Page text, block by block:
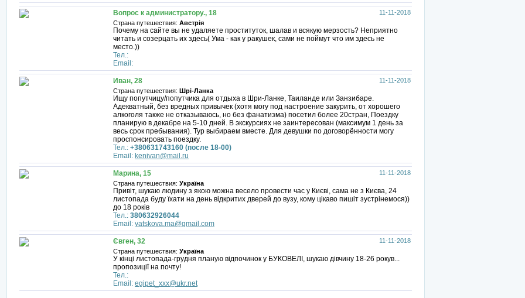
11-11-2018
Вопрос к администратору., 18
Страна путешествия: Австрія
Почему на сайте вы не удаляете проституток, шалав и всякую мерзость? Неприятно
читать и созерцать их здесь( Ума - как у ракушек, сами не поймут что им здесь не
место.))
Тел.:
Email:
11-11-2018
Иван, 28
Страна путешествия: Шрі-Ланка
Ищу попутчицу/попутчика для отдыха в Шри-Ланке, Таиланде или Занзибаре.
Адекватный, без вредных привычек (хотя могу под настроение закурить, от хорошего
алкоголя также не отказываюсь, но без фанатизма) посетил более 20стран, Поездку
планирую в декабре на 5-10 дней. В экскурсиях не заинтересован (максимум 1 день за
весь срок пребывания). Тур выбираем вместе. Для девушки по договорённости могу
проспонсировать поездку.
Тел.: +380631743160 (после 18-00)
Email: kenivan@mail.ru
11-11-2018
Марина, 15
Страна путешествия: Україна
Привіт, шукаю людину з якою можна весело провести час у Києві, сама не з Києва, 24
листопада буду їхати на день відкритих дверей до вузу, кому цікаво пишіт зустрінемося))
до 18 років
Тел.: 380632926044
Email: yatskova.ma@gmail.com
11-11-2018
Євген, 32
Страна путешествия: Україна
У кінці листопада-грудня планую відпочинок у БУКОВЕЛІ, шукаю дівчину 18-26 рокув...
пропозиції на почту!
Тел.:
Email: egipet_xxx@ukr.net